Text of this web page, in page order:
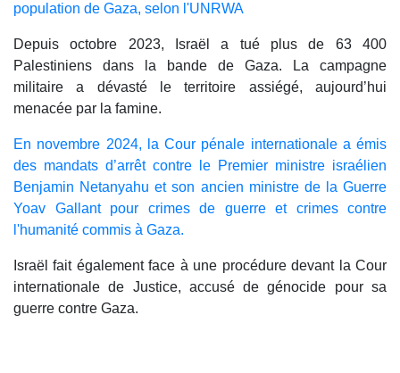
population de Gaza, selon l'UNRWA
Depuis octobre 2023, Israël a tué plus de 63 400
Palestiniens dans la bande de Gaza. La campagne
militaire a dévasté le territoire assiégé, aujourd’hui
menacée par la famine.
En novembre 2024, la Cour pénale internationale a émis
des mandats d’arrêt contre le Premier ministre israélien
Benjamin Netanyahu et son ancien ministre de la Guerre
Yoav Gallant pour crimes de guerre et crimes contre
l'humanité commis à Gaza.
Israël fait également face à une procédure devant la Cour
internationale de Justice, accusé de génocide pour sa
guerre contre Gaza.